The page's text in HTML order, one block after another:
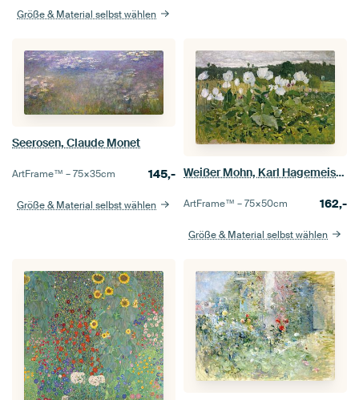
Größe & Material selbst wählen
Seerosen, Claude Monet
ArtFrame™ –75×35cm 145,-
Größe & Material selbst wählen
Weißer Mohn, Karl Hagemeister
ArtFrame™ –75×50cm 162,-
Größe & Material selbst wählen